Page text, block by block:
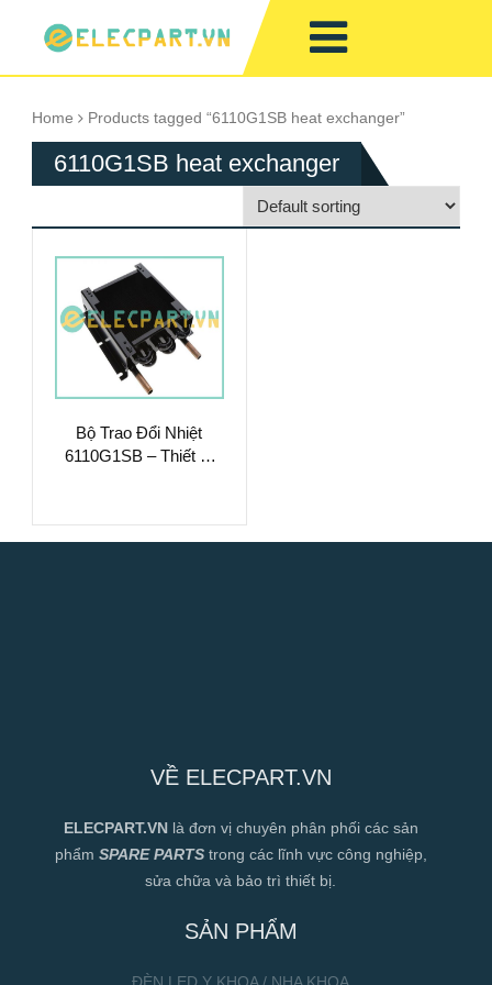
Home Products tagged “6110G1SB heat exchanger”
6110G1SB heat exchanger
Bộ Trao Đổi Nhiệt
6110G1SB – Thiết Bị
VỀ ELECPART.VN
ELECPART.VN là đơn vị chuyên phân phối các sản
phẩm SPARE PARTStrong các lĩnh vực công nghiệp,
sửa chữa và bảo trì thiết bị.
SẢN PHẨM
ĐÈN LED Y KHOA / NHA KHOA